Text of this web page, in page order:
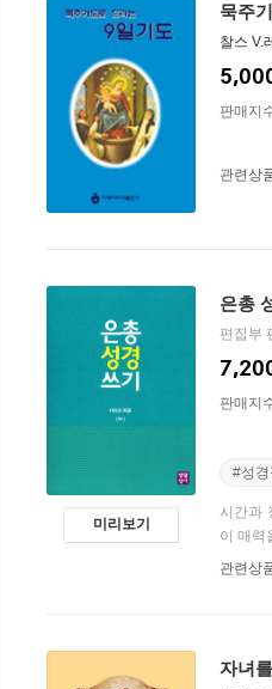
묵주
찰스 V.
판매지
관련상
미리보기
은총
편집부
판매지
#성
시간과
이 매력
관련상
자녀